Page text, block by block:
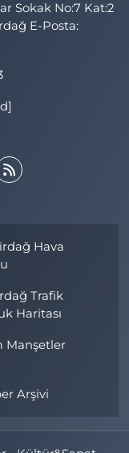
Sokak No:7 Kat:2
E-Posta:
Hava
Trafik
Haritası
Manşetler
Arşivi